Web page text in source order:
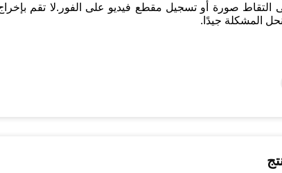
التقاط صورة أو تسجيل مقطع فيديو على الفور.لا تقم
المشكلة جيدًا.